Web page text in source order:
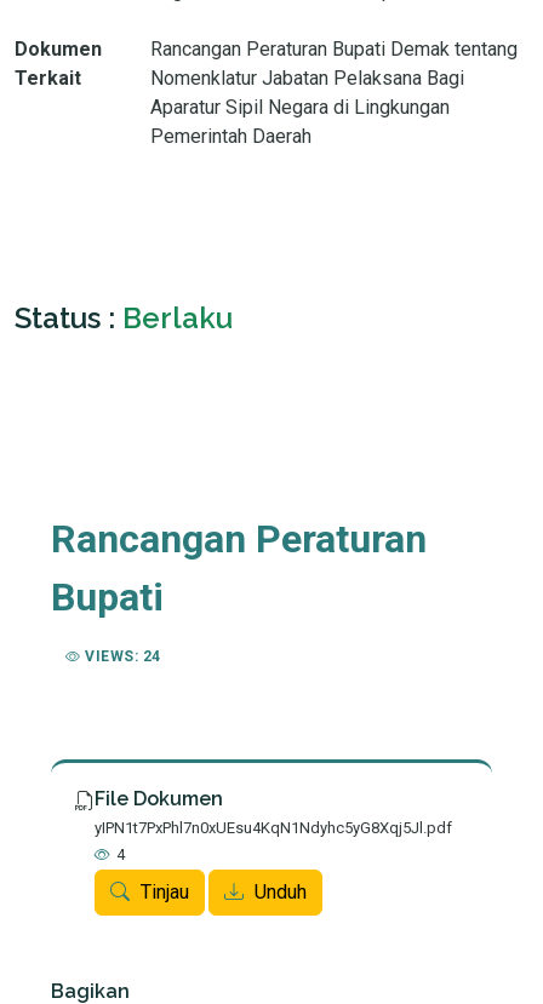
Dokumen
Terkait
Rancangan Peraturan Bupati Demak tentang
Nomenklatur Jabatan Pelaksana Bagi
Aparatur Sipil Negara di Lingkungan
Pemerintah Daerah
Status : Berlaku
Rancangan Peraturan
Bupati
VIEWS: 24
File Dokumen
yIPN1t7PxPhl7n0xUEsu4KqN1Ndyhc5yG8Xqj5Jl.pdf
4
Tinjau Unduh
Bagikan